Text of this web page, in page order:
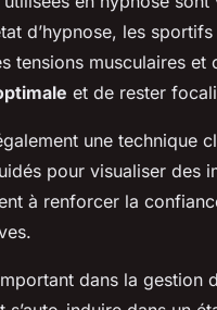
d’hypnose, les
tensions musculaires et
et de rester
une technique
pour visualiser des
à renforcer la
dans la gestion